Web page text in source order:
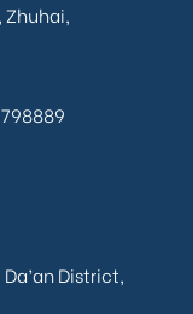
Zhuhai,
District,